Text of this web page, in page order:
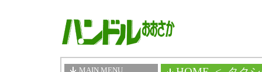
MAIN MENU